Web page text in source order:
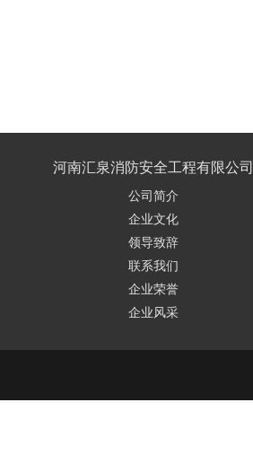
河南汇泉消防安全工程有限公司
公司简介
企业文化
领导致辞
联系我们
企业荣誉
企业风采